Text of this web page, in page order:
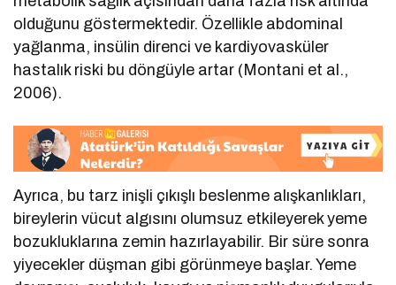
olduğunu göstermektedir. Özellikle abdominal
yağlanma, insülin direnci ve kardiyovasküler
hastalık riski bu döngüyle artar (Montani et al.,
2006).
Ayrıca, bu tarz inişli çıkışlı beslenme alışkanlıkları,
bireylerin vücut algısını olumsuz etkileyerek yeme
bozukluklarına zemin hazırlayabilir. Bir süre sonra
yiyecekler düşman gibi görünmeye başlar. Yeme